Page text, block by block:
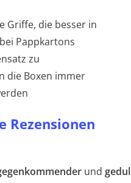
Griffe, die besser in
Pappkartons
zu
die Boxen immer
Rezensionen
und